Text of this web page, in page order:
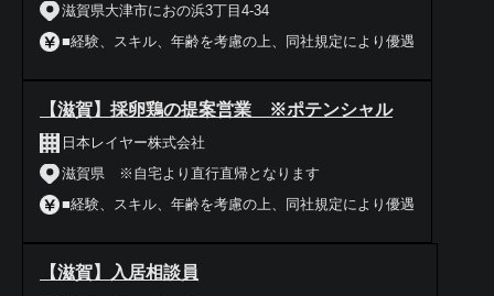
滋賀県大津市におの浜3丁目4-34
■経験、スキル、年齢を考慮の上、同社規定により優遇
【滋賀】採卵鶏の提案営業 ※ポテンシャル
日本レイヤー株式会社
滋賀県 ※自宅より直行直帰となります
■経験、スキル、年齢を考慮の上、同社規定により優遇
【滋賀】入居相談員